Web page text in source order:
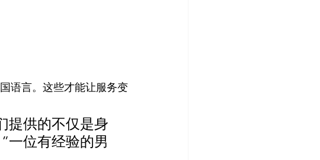
语言。这些才能让服务变
提供的不仅是身
一位有经验的男